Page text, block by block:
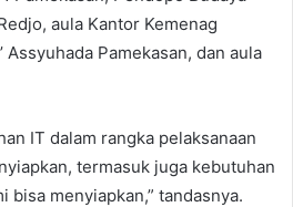
aula Kantor Kemenag
Assyuhada Pamekasan, dan aula
IT dalam rangka pelaksanaan
termasuk juga kebutuhan
bisa menyiapkan,” tandasnya.